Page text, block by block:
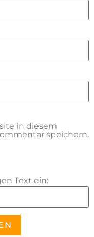
in diesem
speichern.
Text ein: